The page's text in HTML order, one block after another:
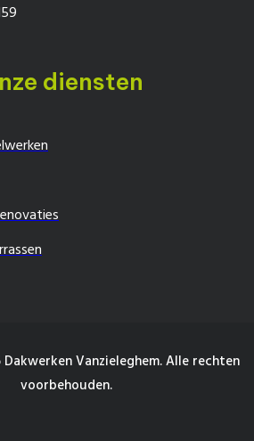
diensten
Vanzieleghem. Alle rechten
voorbehouden.